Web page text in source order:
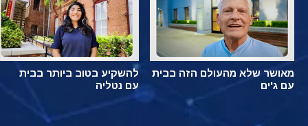
מאושר שלא מהעולם הזה בבית
עם ג'ים
להשקיע בטוב ביותר בבית
עם נטליה